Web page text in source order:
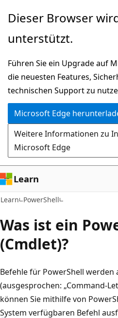
Zu
wechseln
Dieser Browser
unterstützt.
Führen Sie ein Upgrade auf
die neuesten Features,
technischen Support zu
Microsoft Edge
Weitere Informationen zu
Microsoft Edge
Learn
Learn PowerShell
Was ist ein
(Cmdlet)?
Befehle für PowerShell werden
(ausgesprochen: „Command-
können Sie mithilfe von
System verfügbaren Befehl